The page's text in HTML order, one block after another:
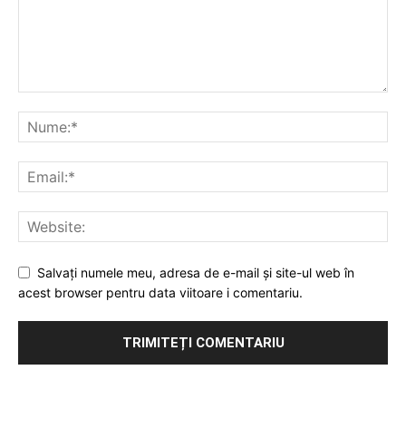
Salvați numele meu, adresa de e-mail și site-ul web în
acest browser pentru data viitoare i comentariu.